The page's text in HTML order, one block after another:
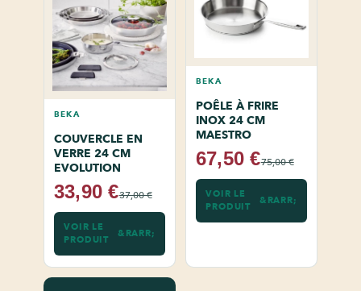
BEKA
COUVERCLE EN
VERRE 24 CM
EVOLUTION
33,90 €37,00 €
VOIR LE
PRODUIT
BEKA
POÊLE À FRIRE
INOX 24 CM
MAESTRO
67,50 €75,00 €
VOIR LE
PRODUIT